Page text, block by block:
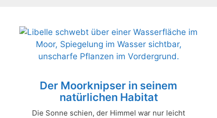
Der Moorknipser in seinem
natürlichen Habitat
Die Sonne schien, der Himmel war nur leicht